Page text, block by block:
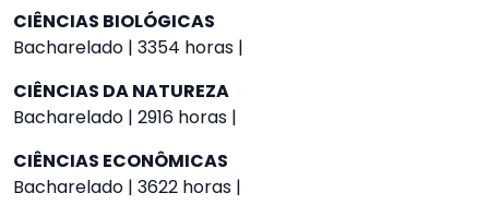
CIÊNCIAS BIOLÓGICAS
Bacharelado | 3354 horas |
CIÊNCIAS DA NATUREZA
Bacharelado | 2916 horas |
CIÊNCIAS ECONÔMICAS
Bacharelado | 3622 horas |